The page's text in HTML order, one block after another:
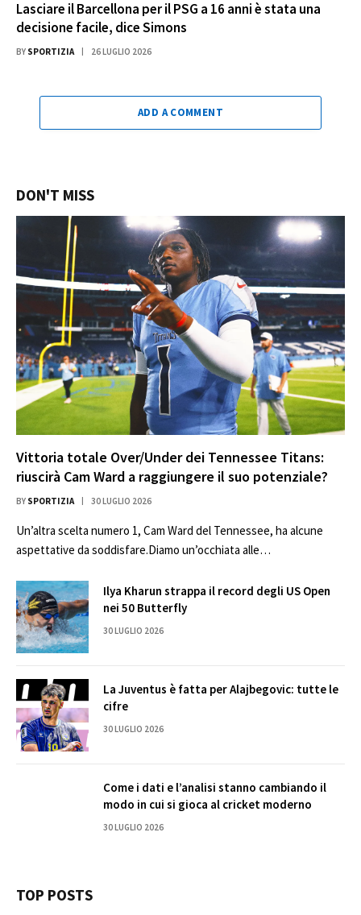
Lasciare il Barcellona per il PSG a 16 anni è stata una
decisione facile, dice Simons
BY SPORTIZIA 26 LUGLIO 2026
ADD A COMMENT
DON'T MISS
Vittoria totale Over/Under dei Tennessee Titans:
riuscirà Cam Ward a raggiungere il suo potenziale?
BY SPORTIZIA 30 LUGLIO 2026
Un’altra scelta numero 1, Cam Ward del Tennessee, ha alcune
aspettative da soddisfare.Diamo un’occhiata alle…
Ilya Kharun strappa il record degli US Open
nei 50 Butterfly
30 LUGLIO 2026
La Juventus è fatta per Alajbegovic: tutte le
cifre
30 LUGLIO 2026
Come i dati e l’analisi stanno cambiando il
modo in cui si gioca al cricket moderno
30 LUGLIO 2026
TOP POSTS